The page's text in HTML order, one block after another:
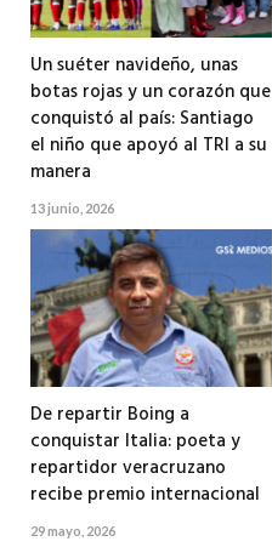
Un suéter navideño, unas
botas rojas y un corazón que
conquistó al país: Santiago
el niño que apoyó al TRI a su
manera
13 junio, 2026
De repartir Boing a
conquistar Italia: poeta y
repartidor veracruzano
recibe premio internacional
29 mayo, 2026